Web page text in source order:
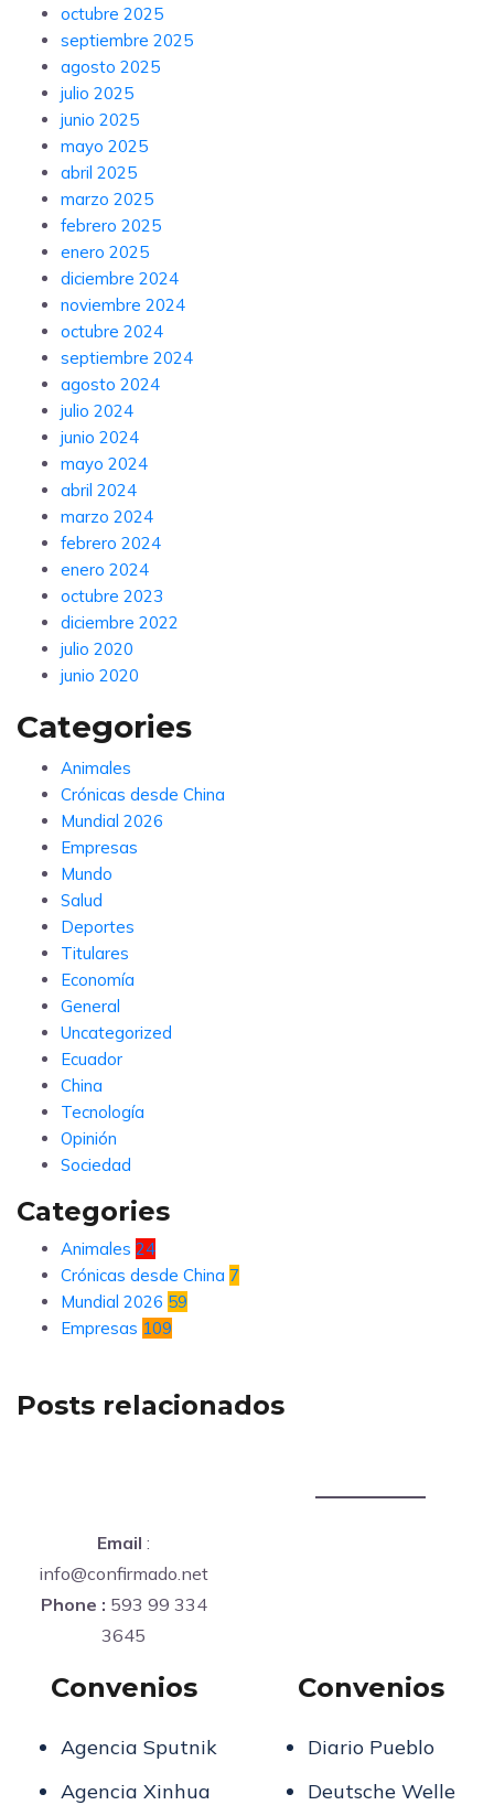
octubre 2025
septiembre 2025
agosto 2025
julio 2025
junio 2025
mayo 2025
abril 2025
marzo 2025
febrero 2025
enero 2025
diciembre 2024
noviembre 2024
octubre 2024
septiembre 2024
agosto 2024
julio 2024
junio 2024
mayo 2024
abril 2024
marzo 2024
febrero 2024
enero 2024
octubre 2023
diciembre 2022
julio 2020
junio 2020
Categories
Animales
Crónicas desde China
Mundial 2026
Empresas
Mundo
Salud
Deportes
Titulares
Economía
General
Uncategorized
Ecuador
China
Tecnología
Opinión
Sociedad
Categories
Animales 24
Crónicas desde China 7
Mundial 2026 59
Empresas 109
Posts relacionados
Email :
info@confirmado.net
Phone : 593 99 334
3645
Convenios
Agencia Sputnik
Agencia Xinhua
Convenios
Diario Pueblo
Deutsche Welle